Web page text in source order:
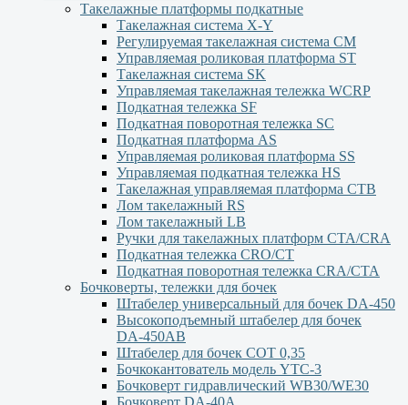
Такелажные платформы подкатные
Такелажная система X-Y
Регулируемая такелажная система СМ
Управляемая роликовая платформа ST
Такелажная система SK
Управляемая такелажная тележка WCRP
Подкатная тележка SF
Подкатная поворотная тележка SC
Подкатная платформа AS
Управляемая роликовая платформа SS
Управляемая подкатная тележка HS
Такелажная управляемая платформа СТВ
Лом такелажный RS
Лом такелажный LB
Ручки для такелажных платформ СТА/CRA
Подкатная тележка CRO/CT
Подкатная поворотная тележка CRA/CTA
Бочковерты, тележки для бочек
Штабелер универсальный для бочек DA-450
Высокоподъемный штабелер для бочек
DА-450АВ
Штабелер для бочек СОТ 0,35
Бочкокантователь модель YTC-3
Бочковерт гидравлический WB30/WE30
Бочковерт DA-40A